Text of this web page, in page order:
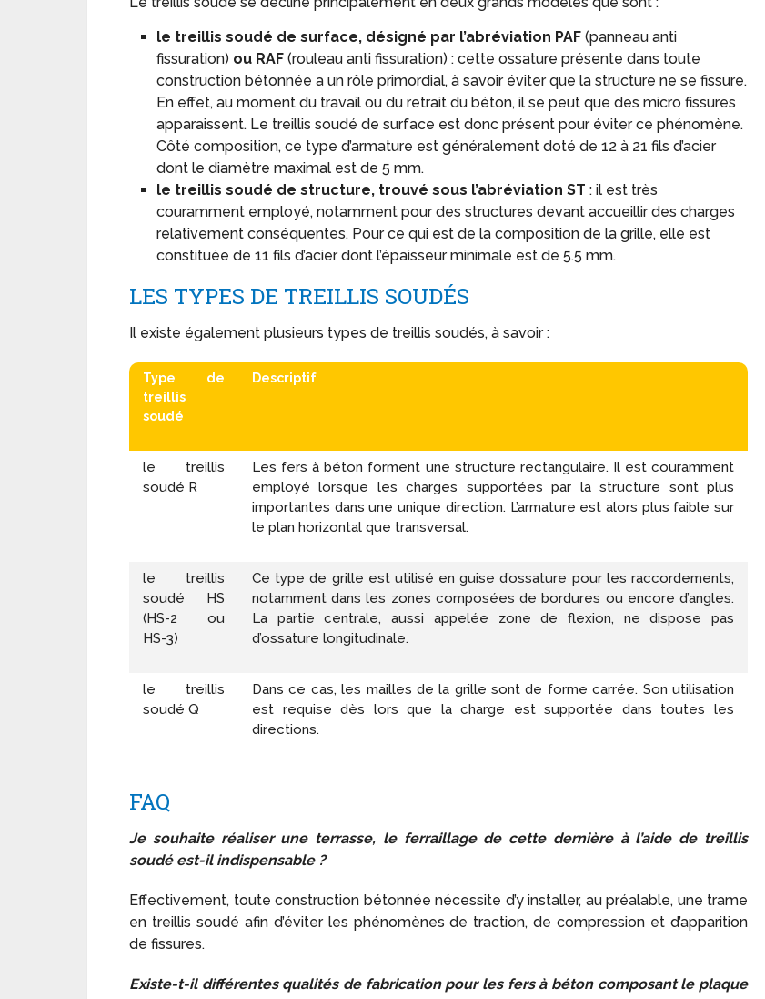
le treillis soudé de surface, désigné par l’abréviation PAF(panneau anti
fissuration) ou RAF (rouleau anti fissuration) : cette ossature présente dans toute
construction bétonnée a un rôle primordial, à savoir éviter que la structure ne se fissure.
En effet, au moment du travail ou du retrait du béton, il se peut que des micro fissures
apparaissent. Le treillis soudé de surface est donc présent pour éviter ce phénomène.
Côté composition, ce type d’armature est généralement doté de 12 à 21 fils d’acier
dont le diamètre maximal est de 5 mm.
le treillis soudé de structure, trouvé sous l’abréviation ST : il est très
couramment employé, notamment pour des structures devant accueillir des charges
relativement conséquentes. Pour ce qui est de la composition de la grille, elle est
constituée de 11 fils d’acier dont l’épaisseur minimale est de 5.5 mm.
LES TYPES DE TREILLIS SOUDÉS
Il existe également plusieurs types de treillis soudés, à savoir :
Type de
treillis
soudé
Descriptif
le treillis
soudé R
Les fers à béton forment une structure rectangulaire. Il est couramment
employé lorsque les charges supportées par la structure sont plus
importantes dans une unique direction. L’armature est alors plus faible sur
le plan horizontal que transversal.
le treillis
soudé HS
(HS-2 ou
HS-3)
Ce type de grille est utilisé en guise d’ossature pour les raccordements,
notamment dans les zones composées de bordures ou encore d’angles.
La partie centrale, aussi appelée zone de flexion, ne dispose pas
d’ossature longitudinale.
le treillis
soudé Q
Dans ce cas, les mailles de la grille sont de forme carrée. Son utilisation
est requise dès lors que la charge est supportée dans toutes les
directions.
FAQ
Je souhaite réaliser une terrasse, le ferraillage de cette dernière à l’aide de treillis
soudé est-il indispensable ?
Effectivement, toute construction bétonnée nécessite d’y installer, au préalable, une trame
en treillis soudé afin d’éviter les phénomènes de traction, de compression et d’apparition
de fissures.
Existe-t-il différentes qualités de fabrication pour les fers à béton composant le plaque